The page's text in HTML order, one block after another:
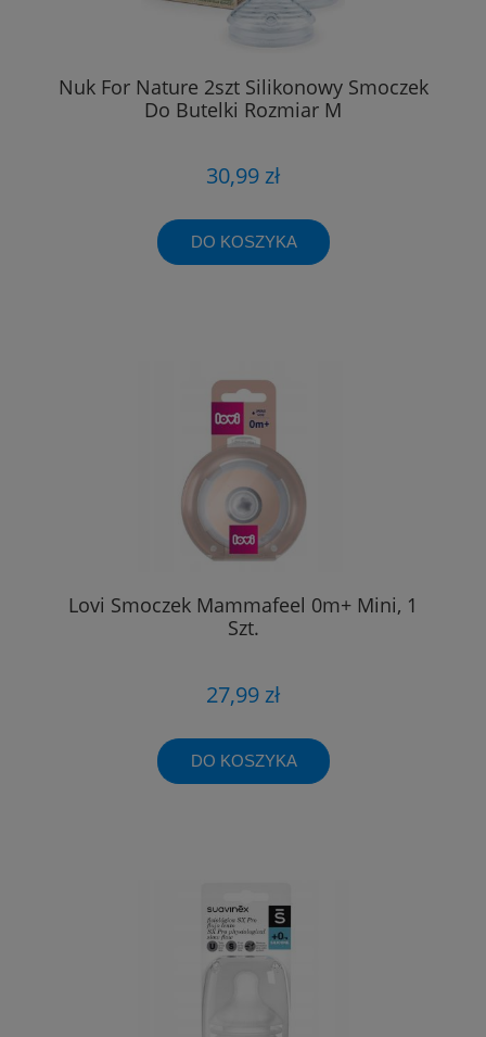
Nuk For Nature 2szt Silikonowy Smoczek
Do Butelki Rozmiar M
30,99 zł
DO KOSZYKA
Lovi Smoczek Mammafeel 0m+ Mini, 1
Szt.
27,99 zł
DO KOSZYKA